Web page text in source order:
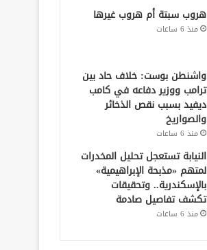
هروب سبتة أم هروب غيرها
منذ 6 ساعات
واشنطن بوست: خلاف حاد بين
ترامب ووزير دفاعه في كامب
ديفيد بسبب نقص الذخائر
والصواريخ
منذ 6 ساعات
النيابة تستعجل تحليل المخدرات
لمتهم «مذبحة الإبراهيمية»
بالإسكندرية.. وتحقيقات
تكشف تفاصيل صادمة
منذ 6 ساعات